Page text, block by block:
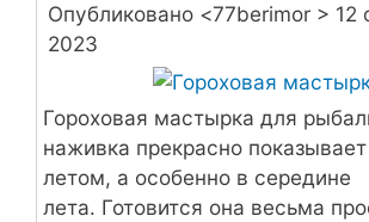
Опубликовано <77berimor > 12
2023
Гороховая мастырка для
наживка прекрасно
летом, а особенно в середине
лета. Готовится она весьма